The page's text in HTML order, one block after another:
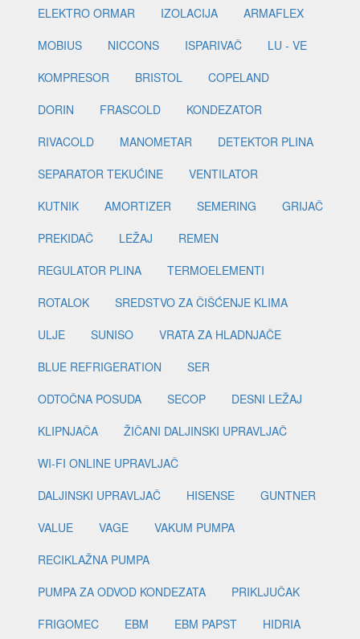
ELEKTRO ORMAR
IZOLACIJA
ARMAFLEX
MOBIUS
NICCONS ISPARIVAČ
LU - VE
KOMPRESOR
BRISTOL
COPELAND
DORIN
FRASCOLD
KONDEZATOR
RIVACOLD
MANOMETAR
DETEKTOR PLINA
SEPARATOR TEKUĆINE
VENTILATOR
KUTNIK
AMORTIZER SEMERING
GRIJAČ
PREKIDAČ
LEŽAJ
REMEN
REGULATOR PLINA
TERMOELEMENTI
ROTALOK
SREDSTVO ZA ČIŠĆENJE KLIMA
ULJE
SUNISO
VRATA ZA HLADNJAČE
BLUE REFRIGERATION
SER
ODTOČNA POSUDA
SECOP
DESNI LEŽAJ
KLIPNJAČA
ŽIČANI DALJINSKI UPRAVLJAČ
WI-FI ONLINE UPRAVLJAČ
DALJINSKI UPRAVLJAČ
HISENSE
GUNTNER
VALUE
VAGE
VAKUM PUMPA
RECIKLAŽNA PUMPA
PUMPA ZA ODVOD KONDEZATA
PRIKLJUČAK
FRIGOMEC
EBM EBM PAPST HIDRIA